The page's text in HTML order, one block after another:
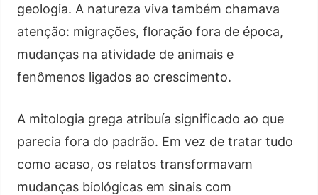
geologia. A natureza viva também chamava
atenção: migrações, floração fora de época,
mudanças na atividade de animais e
fenômenos ligados ao crescimento.
A mitologia grega atribuía significado ao que
parecia fora do padrão. Em vez de tratar tudo
como acaso, os relatos transformavam
mudanças biológicas em sinais com